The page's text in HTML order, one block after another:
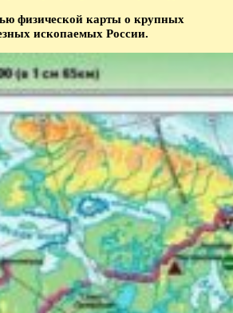
физической карты о крупных
ископаемых России.